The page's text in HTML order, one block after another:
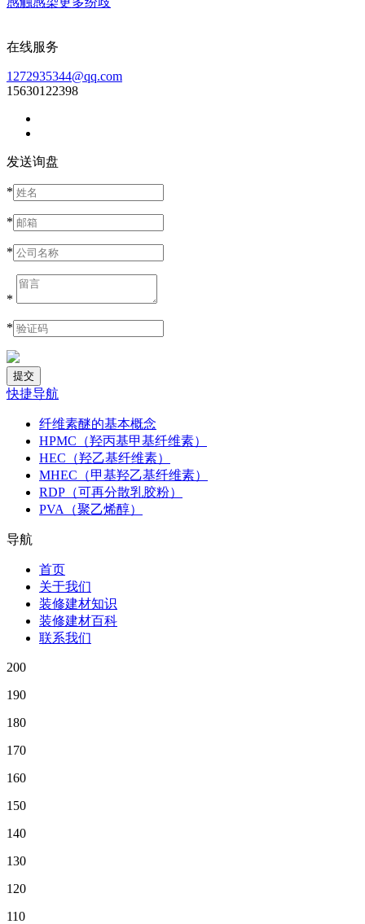
在线服务
1272935344@qq.com
15630122398
发送询盘
*
*
*
*
*
快捷导航
纤维素醚的基本概念
HPMC（羟丙基甲基纤维素）
HEC（羟乙基纤维素）
MHEC（甲基羟乙基纤维素）
RDP（可再分散乳胶粉）
PVA（聚乙烯醇）
导航
首页
关于我们
装修建材知识
装修建材百科
联系我们
200
190
180
170
160
150
140
130
120
110